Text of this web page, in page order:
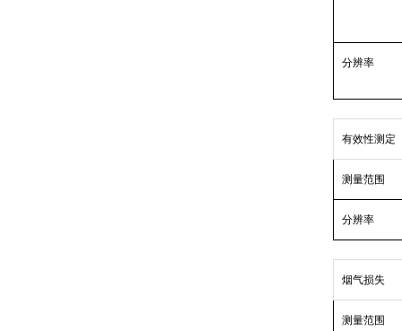
分辨率
有效性测定
测量范围
分辨率
烟气损失
测量范围